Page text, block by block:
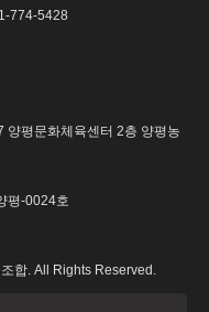
774-5428
양평문화체육센터 2층 양평농
평-0024호
합. All Rights Reserved.